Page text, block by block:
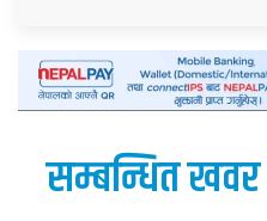
सम्बन्धित खवर